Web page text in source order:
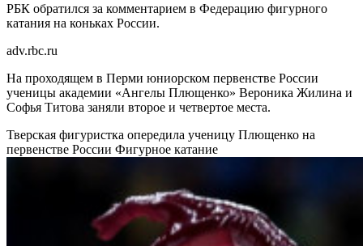
РБК обратился за комментарием в Федерацию фигурного
катания на коньках России.
adv.rbc.ru
На проходящем в Перми юниорском первенстве России
ученицы академии «Ангелы Плющенко» Вероника Жилина и
Софья Титова заняли второе и четвертое места.
Тверская фигуристка опередила ученицу Плющенко на
первенстве России Фигурное катание